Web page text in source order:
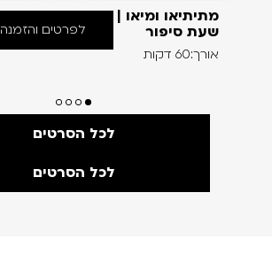
מתיתיאו ומיאו |
שעת סיפור
אורך:60 דקות
לפרטים והזמנה
לכל הסרטים
לכל הסרטים